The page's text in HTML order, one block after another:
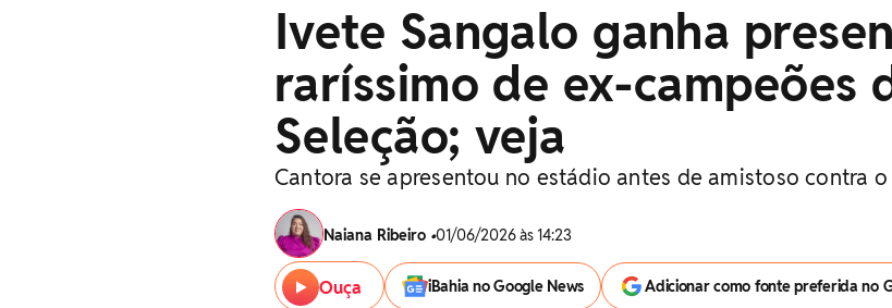
Ivete Sangalo ganha
raríssimo de ex-campeões
Seleção; veja
Cantora se apresentou no estádio antes de amistoso contra o
Naiana Ribeiro •01/06/2026 às 14:23
Ouça iBahia no Google News Adicionar como fonte preferida no